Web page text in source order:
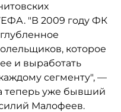
"В 2009 году ФК
которое
и выработать
сегменту", —
теперь уже бывший
Малофеев.